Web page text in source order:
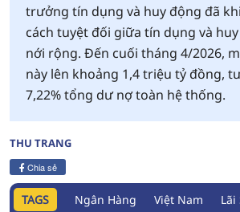
trưởng tín dụng và huy động đã
cách tuyệt đối giữa tín dụng và
nới rộng. Đến cuối tháng 4/2026,
này lên khoảng 1,4 triệu tỷ đồng,
7,22% tổng dư nợ toàn hệ thống.
THU TRANG
Chia sẻ
TAGS Ngân Hàng Việt Nam Lãi